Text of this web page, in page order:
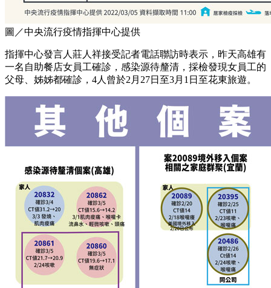
圖／中央流行疫情指揮中心提供
指揮中心發言人莊人祥接受記者電話聯訪時表示，昨天高雄有
一名自助餐店女員工確診，感染源待釐清，採檢發現女員工的
父母、姊姊都確診，4人曾於2月27日至3月1日至花東旅遊。